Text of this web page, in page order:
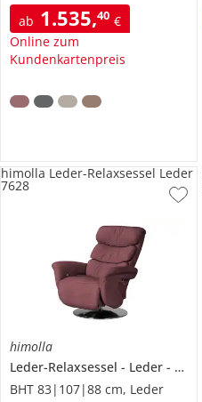
ab 1.535,40 €
Online zum
Kundenkartenpreis
himolla
Leder-Relaxsessel
Leder
7628
BHT 83|107|88 cm, Leder
himolla Leder-Relaxsessel Leder
7628